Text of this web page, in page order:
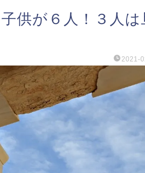
供が６人！３人は
2021-